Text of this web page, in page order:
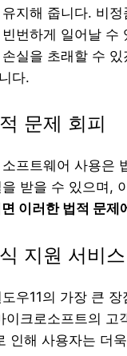
지해 줍니다. 비
번하게 일어날 수
실을 초래할 수
다.
문제 회피
프트웨어 사용은
받을 수 있으며,
이러한 법적 문제
지원 서비
우11의 가장 큰
이크로소프트의 고
인해 사용자는 더